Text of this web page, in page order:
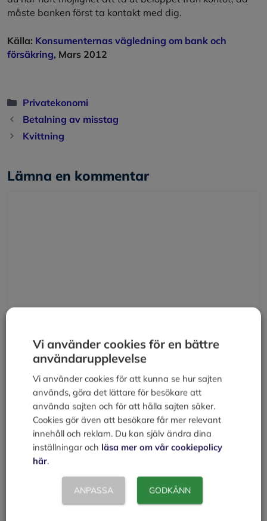
måste banken först ta kontakt med dig.
Källa: Konsumenternas vägledning om bank och
försäkring, Mars 2012
Kategorier
Privatekonomi
Betalning av misstag
Kvittning
Lämna en kommentar
Webbplats
Spara mitt namn, min e-postadress och webbplats i
denna webbläsare till nästa gång jag skriver en
kommentar.
Vi använder cookies för en bättre
användarupplevelse
Vi använder cookies för att kunna se hur sajten
används, göra det lättare för besökare att
använda sajten och för att hålla sajten säker.
Cookies gör även att besökare får mer relevant
innehåll och reklam. Du kan själv ändra dina
inställningar och läsa mer om vår cookiepolicy
här.
ANPASSA GODKÄNN